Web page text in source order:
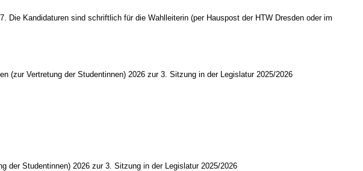
Kandidaturen sind schriftlich für die Wahlleiterin (per Hauspost der HTW Dresden oder im
(zur Vertretung der Studentinnen) 2026 zur 3. Sitzung in der Legislatur 2025/2026
der Studentinnen) 2026 zur 3. Sitzung in der Legislatur 2025/2026